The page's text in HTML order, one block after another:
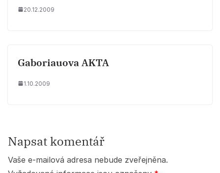
20.12.2009
Gaboriauova AKTA
1.10.2009
Napsat komentář
Vaše e-mailová adresa nebude zveřejněna.